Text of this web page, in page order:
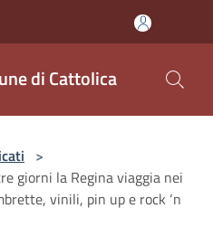
di Cattolica
>
giorni la Regina viaggia nei
vinili, pin up e rock ‘n